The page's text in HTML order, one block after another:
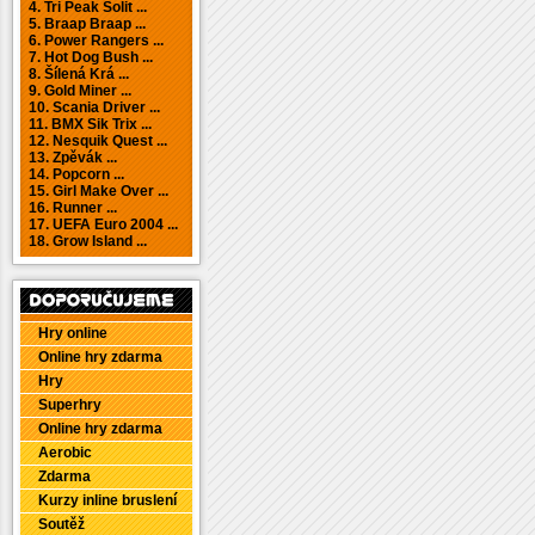
4. Tri Peak Solit ...
5. Braap Braap ...
6. Power Rangers ...
7. Hot Dog Bush ...
8. Šílená Krá ...
9. Gold Miner ...
10. Scania Driver ...
11. BMX Sik Trix ...
12. Nesquik Quest ...
13. Zpěvák ...
14. Popcorn ...
15. Girl Make Over ...
16. Runner ...
17. UEFA Euro 2004 ...
18. Grow Island ...
Hry online
Online hry zdarma
Hry
Superhry
Online hry zdarma
Aerobic
Zdarma
Kurzy inline bruslení
Soutěž